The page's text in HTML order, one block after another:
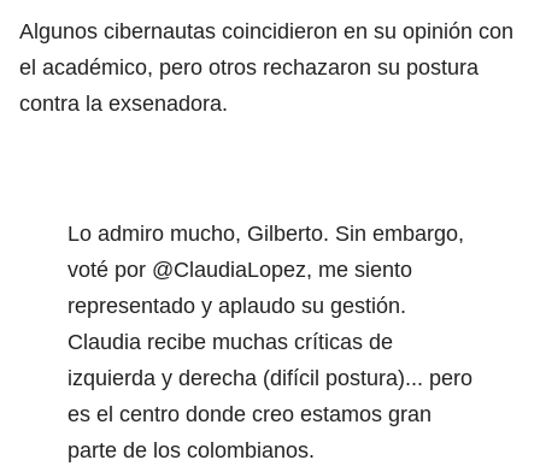
Algunos cibernautas coincidieron en su opinión con
el académico, pero otros rechazaron su postura
contra la exsenadora.
Lo admiro mucho, Gilberto. Sin embargo,
voté por @ClaudiaLopez, me siento
representado y aplaudo su gestión.
Claudia recibe muchas críticas de
izquierda y derecha (difícil postura)... pero
es el centro donde creo estamos gran
parte de los colombianos.